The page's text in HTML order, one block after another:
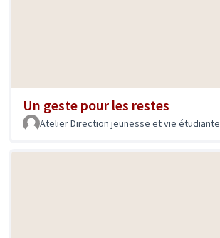
Un geste pour les restes
Atelier Direction jeunesse et vie étudiante